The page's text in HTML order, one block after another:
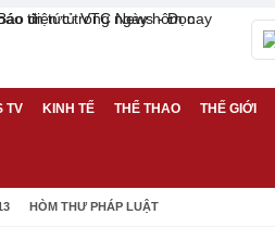
TV KINH TẾ THỂ THAO THẾ GIỚI
HÒM THƯ PHÁP LUẬT